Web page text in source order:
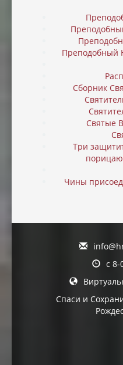
Преподобный
Сборник
Святые
Три
Чины
с 8-
Спаси и